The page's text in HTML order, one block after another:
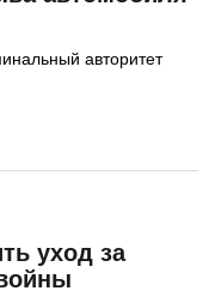
авторитет
уход за